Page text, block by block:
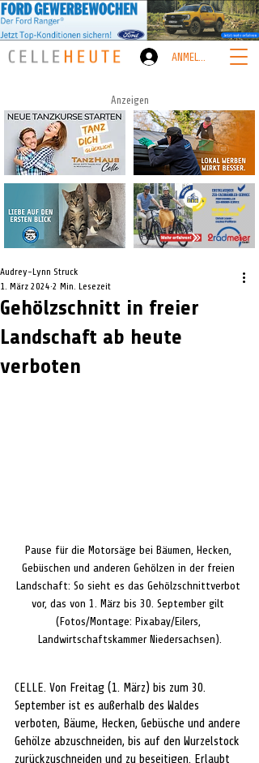
ANMELDEN
Anzeigen
Gehölzschnitt in freier
Landschaft ab heute
verboten
Audrey-Lynn Struck
1. März 2024 2 Min. Lesezeit
Pause für die Motorsäge bei Bäumen, Hecken,
Gebüschen und anderen Gehölzen in der freien
Landschaft: So sieht es das Gehölzschnittverbot
vor, das von 1. März bis 30. September gilt
(Fotos/Montage: Pixabay/Eilers,
Landwirtschaftskammer Niedersachsen).
CELLE. Von Freitag (1. März) bis zum 30.
September ist es außerhalb des Waldes
verboten, Bäume, Hecken, Gebüsche und andere
Gehölze abzuschneiden, bis auf den Wurzelstock
zurückzuschneiden und zu beseitigen. Erlaubt